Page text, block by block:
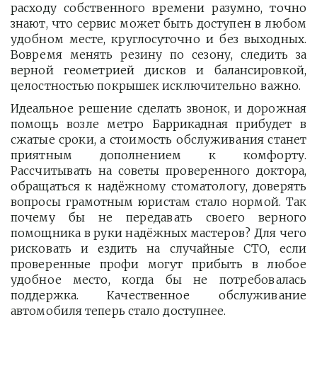
расходу собственного времени разумно, точно
знают, что сервис может быть доступен в любом
удобном месте, круглосуточно и без выходных.
Вовремя менять резину по сезону, следить за
верной геометрией дисков и балансировкой,
целостностью покрышек исключительно важно.
Идеальное решение сделать звонок, и дорожная
помощь возле метро Баррикадная прибудет в
сжатые сроки, а стоимость обслуживания станет
приятным дополнением к комфорту.
Рассчитывать на советы проверенного доктора,
обращаться к надёжному стоматологу, доверять
вопросы грамотным юристам стало нормой. Так
почему бы не передавать своего верного
помощника в руки надёжных мастеров? Для чего
рисковать и ездить на случайные СТО, если
проверенные профи могут прибыть в любое
удобное место, когда бы не потребовалась
поддержка. Качественное обслуживание
автомобиля теперь стало доступнее.